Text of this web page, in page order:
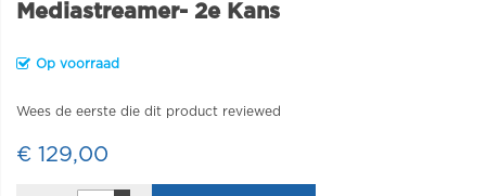
Mediastreamer- 2e Kans
Op voorraad
Wees de eerste die dit product reviewed
€ 129,00